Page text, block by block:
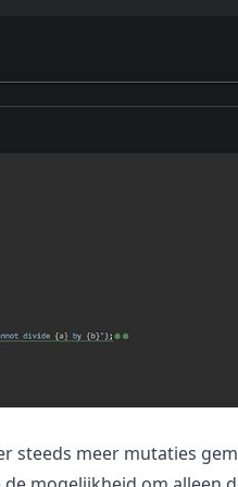
steeds meer mutaties